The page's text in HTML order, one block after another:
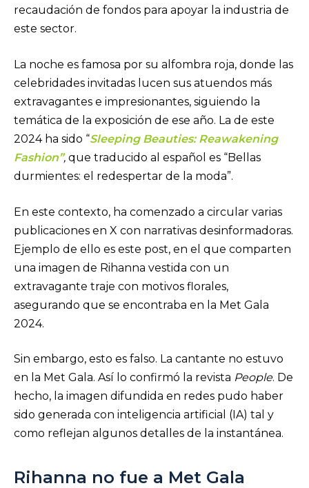
recaudación de fondos para apoyar la industria de
este sector.
La noche es famosa por su alfombra roja, donde las
celebridades invitadas lucen sus atuendos más
extravagantes e impresionantes, siguiendo la
temática de la exposición de ese año. La de este
2024 ha sido “Sleeping Beauties: Reawakening
Fashion”, que traducido al español es “Bellas
durmientes: el redespertar de la moda”.
En este contexto, ha comenzado a circular varias
publicaciones en X con narrativas desinformadoras.
Ejemplo de ello es este post, en el que comparten
una imagen de Rihanna vestida con un
extravagante traje con motivos florales,
asegurando que se encontraba en la Met Gala
2024.
Sin embargo, esto es falso. La cantante no estuvo
en la Met Gala. Así lo confirmó la revista People. De
hecho, la imagen difundida en redes pudo haber
sido generada con inteligencia artificial (IA) tal y
como reflejan algunos detalles de la instantánea.
Rihanna no fue a Met Gala